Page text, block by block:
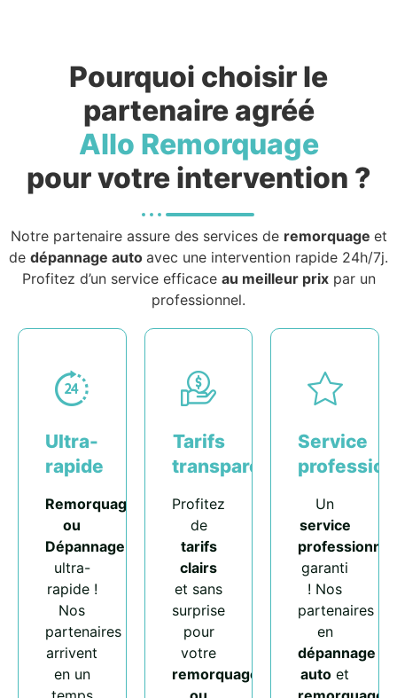
Pourquoi choisir le
partenaire agréé
Allo Remorquage
pour votre intervention ?
Notre partenaire assure des services de remorquage et
de dépannage auto avec une intervention rapide 24h/7j.
Profitez d’un service efficace au meilleur prixpar un
professionnel.
Ultra-
rapide
Remorquage
ou
Dépannage
ultra-
rapide !
Nos
partenaires
arrivent
en un
Tarifs
transparents
Profitez
de
tarifs
clairs
et sans
surprise
pour
votre
remorquage
Service
Un
service
professionnel
garanti
! Nos
partenaires
en
dépannage
auto et